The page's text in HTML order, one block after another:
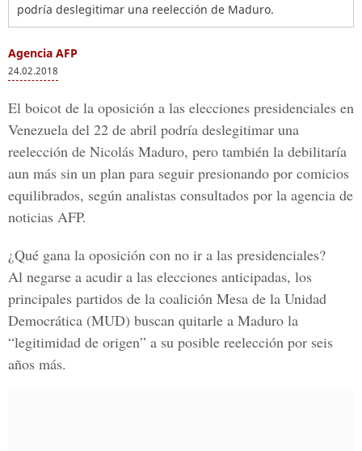
podría deslegitimar una reelección de Maduro.
Agencia AFP
24.02.2018
El boicot de la oposición a las elecciones presidenciales en
Venezuela del 22 de abril podría deslegitimar una
reelección de Nicolás Maduro, pero también la debilitaría
aun más sin un plan para seguir presionando por comicios
equilibrados, según analistas consultados por la agencia de
noticias AFP.
¿Qué gana la oposición con no ir a las presidenciales?
Al negarse a acudir a las elecciones anticipadas, los
principales partidos de la coalición Mesa de la Unidad
Democrática (MUD) buscan quitarle a Maduro la
“legitimidad de origen” a su posible reelección por seis
años más.